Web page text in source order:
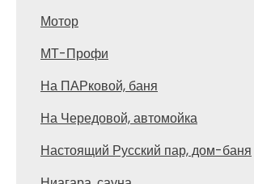
Мотор
МТ-Профи
На ПАРковой, баня
На Чередовой, автомойка
Настоящий Русский пар, дом-баня